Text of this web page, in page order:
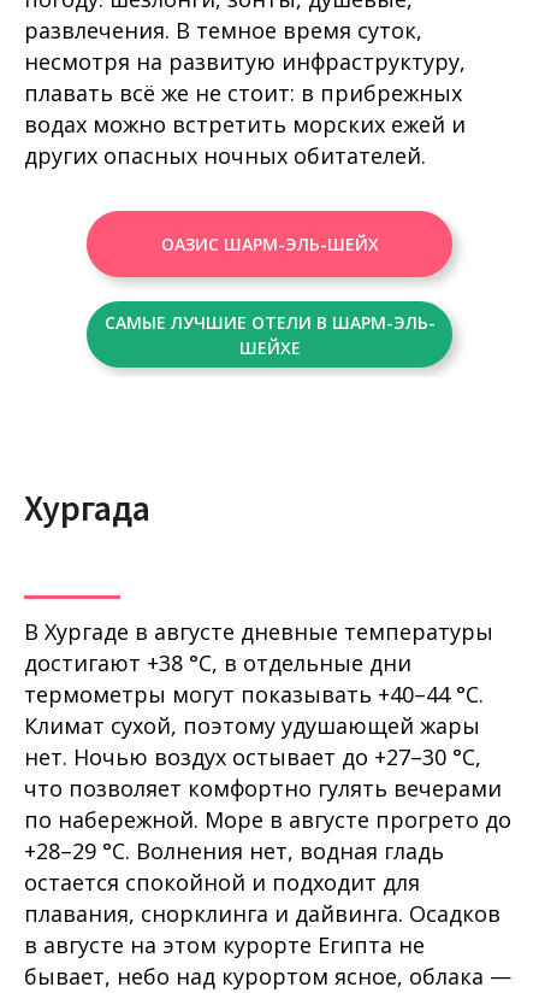
развлечения. В темное время суток,
несмотря на развитую инфраструктуру,
плавать всё же не стоит: в прибрежных
водах можно встретить морских ежей и
других опасных ночных обитателей.
ОАЗИС ШАРМ-ЭЛЬ-ШЕЙХ
САМЫЕ ЛУЧШИЕ ОТЕЛИ В ШАРМ-ЭЛЬ-
ШЕЙХЕ
Хургада
В Хургаде в августе дневные температуры
достигают +38 °C, в отдельные дни
термометры могут показывать +40–44 °C.
Климат сухой, поэтому удушающей жары
нет. Ночью воздух остывает до +27–30 °C,
что позволяет комфортно гулять вечерами
по набережной. Море в августе прогрето до
+28–29 °C. Волнения нет, водная гладь
остается спокойной и подходит для
плавания, снорклинга и дайвинга. Осадков
в августе на этом курорте Египта не
бывает, небо над курортом ясное, облака —